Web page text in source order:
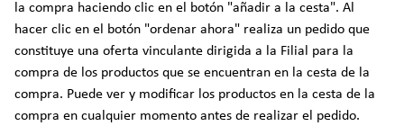
la compra haciendo clic en el botón "añadir a la cesta". Al
hacer clic en el botón "ordenar ahora" realiza un pedido que
constituye una oferta vinculante dirigida a la Filial para la
compra de los productos que se encuentran en la cesta de la
compra. Puede ver y modificar los productos en la cesta de la
compra en cualquier momento antes de realizar el pedido.